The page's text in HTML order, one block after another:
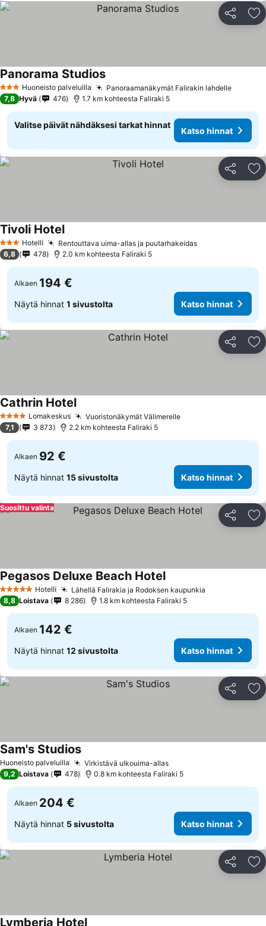
Jaa
3 Tähtiluokitus
Huoneisto palveluilla Panoraamanäkymät Falirakin lahdelleKatso
Panorama StudiosKatso hinnat
7,8 Hyvä 476 1.7 km kohteesta Faliraki 5
Valitse päivät nähdäksesi tarkat hinnat
Katso hinnat
Jaa
3 Tähtiluokitus
Hotelli Rentouttava uima-allas ja puutarhakeidasKatso hinnat
Tivoli HotelKatso hinnat
6,8 478 2.0 km kohteesta Faliraki 5
Alkaen 194 €
Näytä hinnat 1 sivustolta Katso hinnat
Jaa
4 TähtiluokitusLomakeskus Vuoristonäkymät VälimerelleKatso hinnat
Cathrin HotelKatso hinnat
7,1 3 873 2.2 km kohteesta Faliraki 5
Alkaen 92 €
Näytä hinnat 15 sivustolta Katso hinnat
Jaa
Suosittu valinta
5 Tähtiluokitus
Hotelli Lähellä Falirakia ja Rodoksen kaupunkia
Pegasos Deluxe Beach HotelKatso hinnat
8,8 Loistava 8 286 1.8 km kohteesta Faliraki 5
Alkaen 142 €
Näytä hinnat 12 sivustolta Katso hinnat
Jaa
Huoneisto palveluilla Virkistävä ulkouima-allasKatso hinnat
Sam's StudiosKatso hinnat
9,2 Loistava 478 0.8 km kohteesta Faliraki 5
Alkaen 204 €
Näytä hinnat 5 sivustolta Katso hinnat
Jaa
Lymberia Hotel